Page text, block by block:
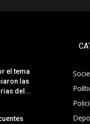
el tema
las
del...